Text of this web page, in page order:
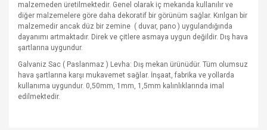
malzemeden üretilmektedir. Genel olarak iç mekanda kullanılır ve
diğer malzemelere göre daha dekoratif bir görünüm sağlar. Kırılgan bir
malzemedir ancak düz bir zemine ( duvar, pano ) uygulandığında
dayanımı artmaktadır. Direk ve çitlere asmaya uygun değildir. Dış hava
şartlarına uygundur.
Galvaniz Sac ( Paslanmaz ) Levha: Dış mekan ürünüdür. Tüm olumsuz
hava şartlarına karşı mukavemet sağlar. İnşaat, fabrika ve yollarda
kullanıma uygundur. 0,50mm, 1mm, 1,5mm kalınlıklarında imal
edilmektedir.